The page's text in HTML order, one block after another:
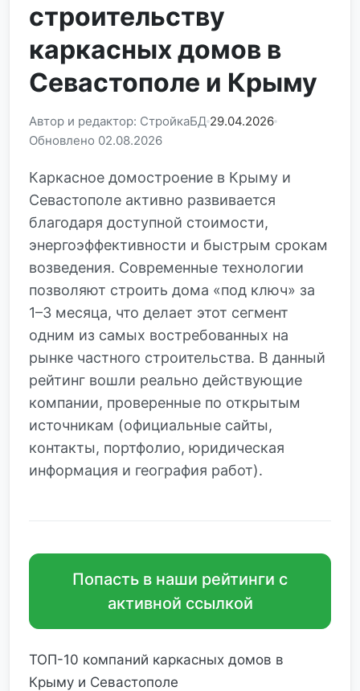
строительству
каркасных домов в
Севастополе и Крыму
Автор и редактор: СтройкаБД 29.04.2026
Обновлено 02.08.2026
Каркасное домостроение в Крыму и
Севастополе активно развивается
благодаря доступной стоимости,
энергоэффективности и быстрым срокам
возведения. Современные технологии
позволяют строить дома «под ключ» за
1–3 месяца, что делает этот сегмент
одним из самых востребованных на
рынке частного строительства. В данный
рейтинг вошли реально действующие
компании, проверенные по открытым
источникам (официальные сайты,
контакты, портфолио, юридическая
информация и география работ).
Попасть в наши рейтинги с
активной ссылкой
ТОП-10 компаний каркасных домов в
Крыму и Севастополе